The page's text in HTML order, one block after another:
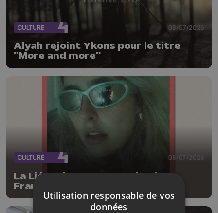
CULTURE 08/07/2026
Alyah rejoint Ykons pour le titre
"More and more"
CULTURE 08/07/2026
La Liégeoise Pepe au Labo des
Francos
Utilisation responsable de vos
données